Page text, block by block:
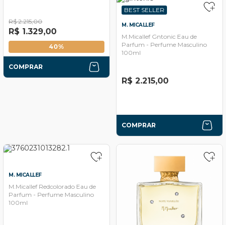
R$ 2.215,00
R$ 1.329,00
40%
COMPRAR
BEST SELLER
M. MICALLEF
M.Micallef Gntonic Eau de
Parfum - Perfume Masculino
100ml
R$ 2.215,00
COMPRAR
M. MICALLEF
M.Micallef Redcolorado Eau de
Parfum - Perfume Masculino
100ml